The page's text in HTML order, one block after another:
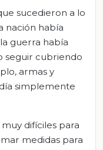
sucedieron a lo
nación había
guerra había
seguir cubriendo
armas y
simplemente
difíciles para
medidas para